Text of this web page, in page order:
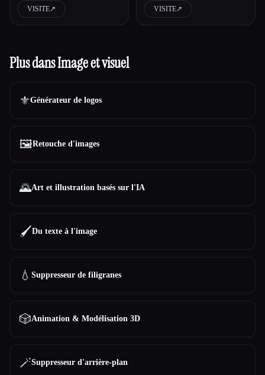
VISITE↗︎ VISITE↗︎
Plus dans Image et visuel
⚜️Générateur de logos
🖼️Retouche d'images
🌄Art et illustration basés sur l'IA
🖌️Du texte à l'image
💧 Suppresseur de filigranes
🎲Animation & Modélisation 3D
🪄Suppresseur d'arrière-plan